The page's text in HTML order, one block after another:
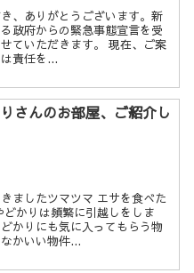
、ありがとうございます。新
政府からの緊急事態宣言を受
ていただきます。 現在、ご案
責任を...
さんのお部屋、ご紹介し
ましたツマツマ エサを食べた
かりは頻繁に引越しをしま
かりにも気に入ってもらう物
かいい物件...